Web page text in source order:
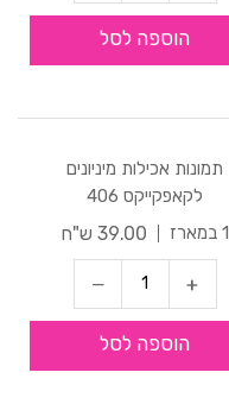
הוספה לסל
תמונות אכילות מיניונים
לקאפקייקס 406
1 במארז
39.00 ש"ח
הוספה לסל